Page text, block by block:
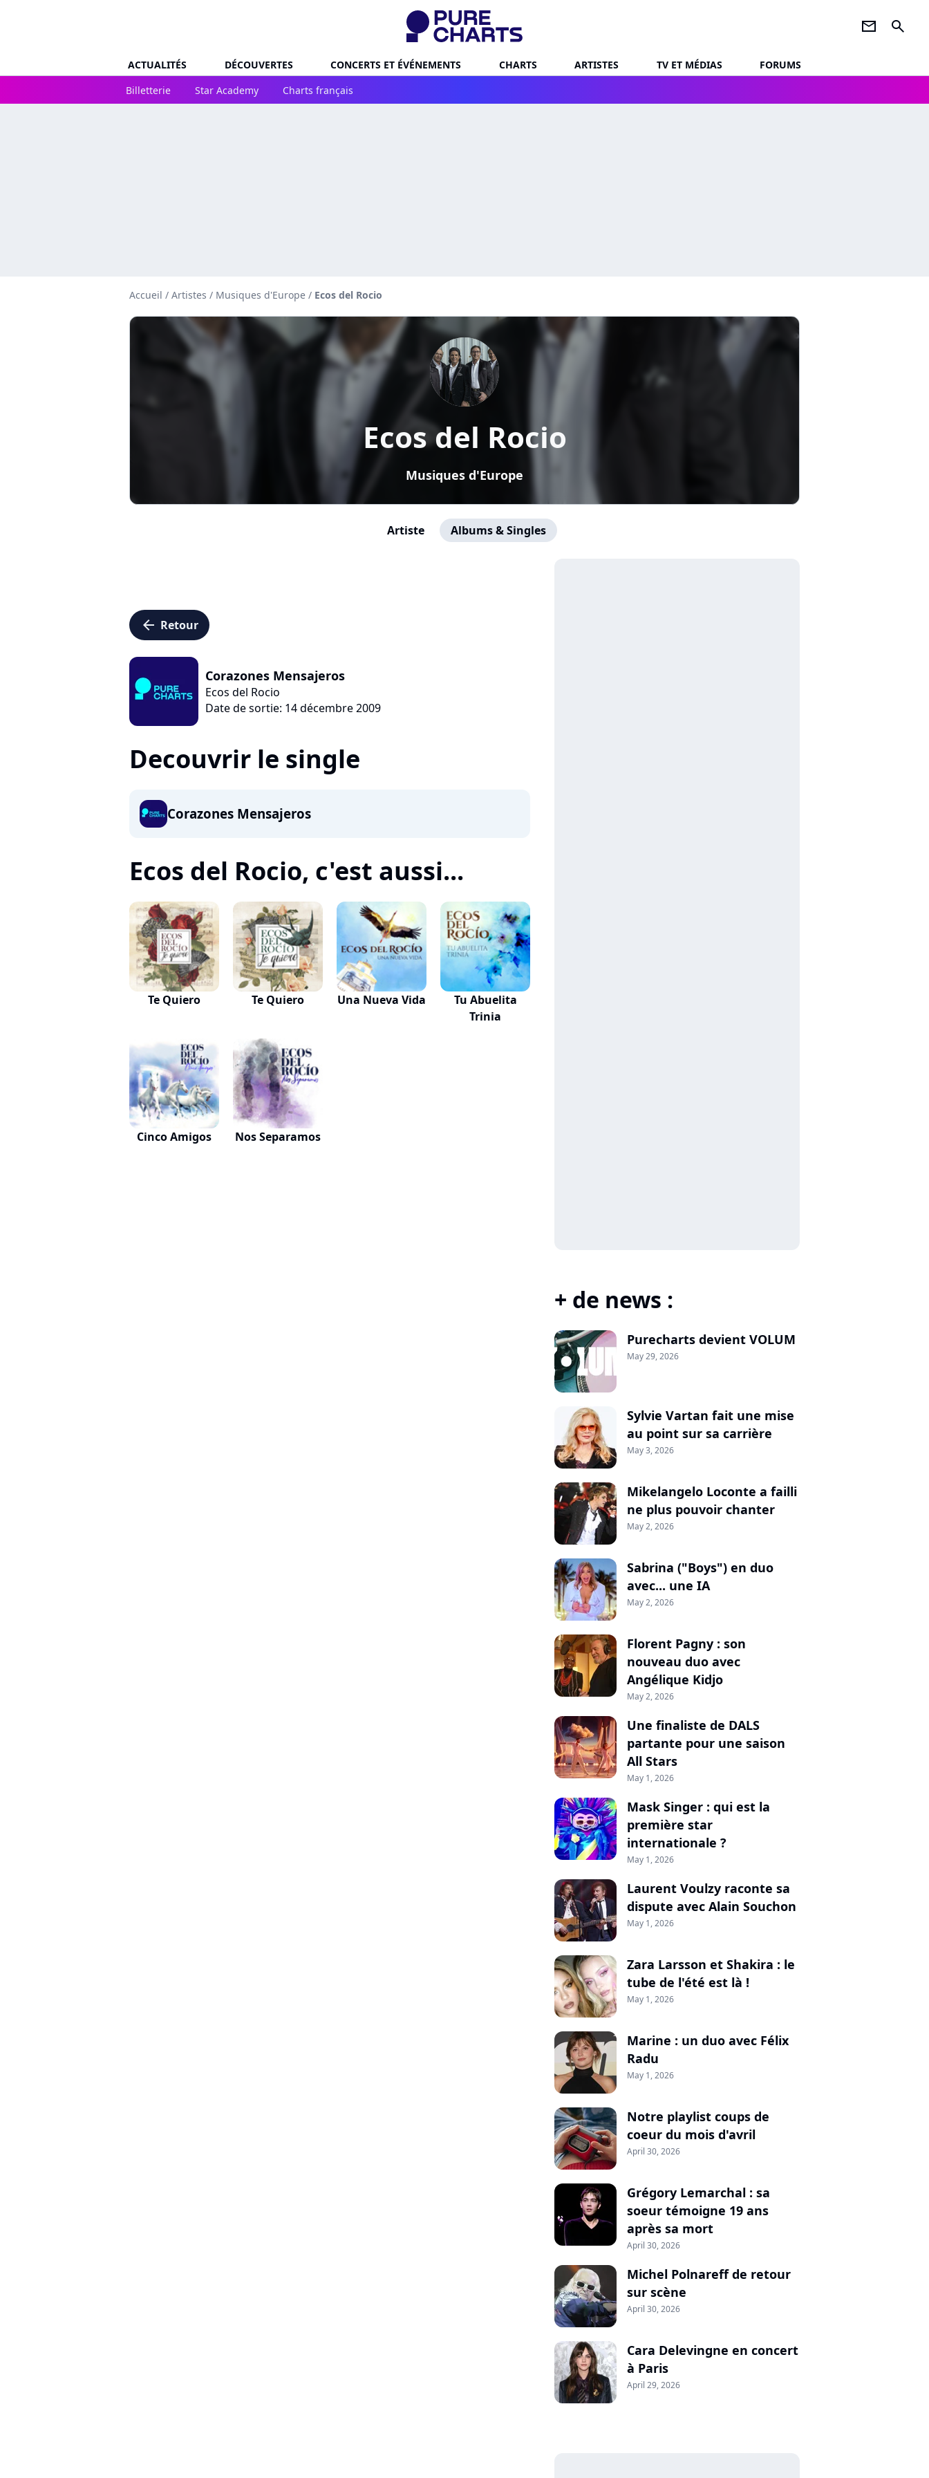
newsletter search
ACTUALITÉS DÉCOUVERTES CONCERTS ET ÉVÉNEMENTS CHARTS ARTISTES TV ET MÉDIAS
FORUMS
Billetterie
Star Academy Charts français
Accueil / Artistes / Musiques d'Europe / Ecos del Rocio
Ecos del Rocio
Musiques d'Europe
Artiste Albums & Singles
arrow_left Retour
Corazones Mensajeros
Ecos del Rocio
Date de sortie: 14 décembre 2009
Decouvrir le single
Corazones Mensajeros
Ecos del Rocio, c'est aussi...
Te Quiero Te Quiero Una Nueva Vida
Tu Abuelita
Trinia
Cinco Amigos Nos Separamos
+ de news :
Purecharts devient VOLUM
May 29, 2026
Sylvie Vartan fait une mise
au point sur sa carrière
May 3, 2026
Mikelangelo Loconte a failli
ne plus pouvoir chanter
May 2, 2026
Sabrina ("Boys") en duo
avec... une IA
May 2, 2026
Florent Pagny : son
nouveau duo avec
Angélique Kidjo
May 2, 2026
Une finaliste de DALS
partante pour une saison
All Stars
May 1, 2026
Mask Singer : qui est la
première star
internationale ?
May 1, 2026
Laurent Voulzy raconte sa
dispute avec Alain Souchon
May 1, 2026
Zara Larsson et Shakira : le
tube de l'été est là !
May 1, 2026
Marine : un duo avec Félix
Radu
May 1, 2026
Notre playlist coups de
coeur du mois d'avril
April 30, 2026
Grégory Lemarchal : sa
soeur témoigne 19 ans
après sa mort
April 30, 2026
Michel Polnareff de retour
sur scène
April 30, 2026
Cara Delevingne en concert
à Paris
April 29, 2026